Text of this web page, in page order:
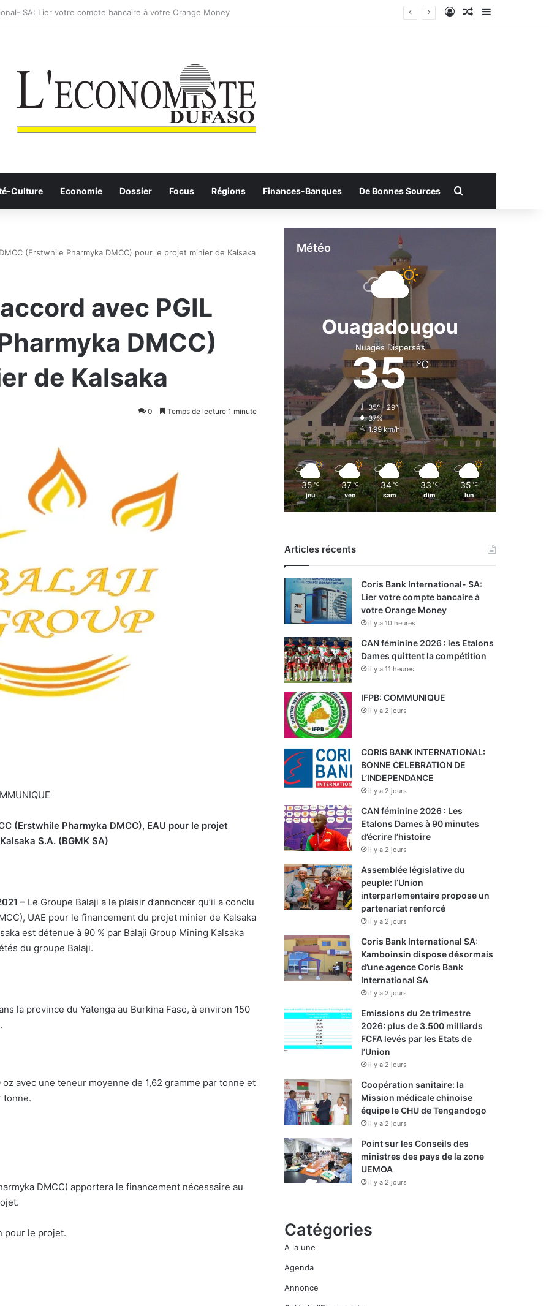
: les Etalons Dames quittent la compétition ConnexionArticle Aléatoire
Culture Economie Dossier Focus Régions Finances-Banques De Bonnes Sources Rechercher
(Erstwhile Pharmyka DMCC) pour le projet minier de Kalsaka
avec PGIL
DMCC)
de Kalsaka
0 Temps de lecture 1 minute
(Erstwhile Pharmyka DMCC), EAU pour le projet
S.A. (BGMK SA)
– Le Groupe Balaji a le plaisir d’annoncer qu’il a conclu
UAE pour le financement du projet minier de Kalsaka
est détenue à 90 % par Balaji Group Mining Kalsaka
du groupe Balaji.
la province du Yatenga au Burkina Faso, à environ 150
avec une teneur moyenne de 1,62 gramme par tonne et
tonne.
DMCC) apportera le financement nécessaire au
pour le projet.
Météo
Ouagadougou
Nuages Dispersés
35℃
35º - 29º
37%
1.99 km/h
35 ℃
jeu
37 ℃
ven
34 ℃
sam
33 ℃
dim
35 ℃
lun
Articles récents
Coris Bank International- SA:
Lier votre compte bancaire à
votre Orange Money
il y a 10 heures
CAN féminine 2026 : les Etalons
Dames quittent la compétition
il y a 11 heures
IFPB: COMMUNIQUE
il y a 2 jours
CORIS BANK INTERNATIONAL:
BONNE CELEBRATION DE
L’INDEPENDANCE
il y a 2 jours
CAN féminine 2026 : Les
Etalons Dames à 90 minutes
d’écrire l’histoire
il y a 2 jours
Assemblée législative du
peuple: l’Union
interparlementaire propose un
partenariat renforcé
il y a 2 jours
Coris Bank International SA:
Kamboinsin dispose désormais
d’une agence Coris Bank
International SA
il y a 2 jours
Emissions du 2e trimestre
2026: plus de 3.500 milliards
FCFA levés par les Etats de
l’Union
il y a 2 jours
Coopération sanitaire: la
Mission médicale chinoise
équipe le CHU de Tengandogo
il y a 2 jours
Point sur les Conseils des
ministres des pays de la zone
UEMOA
il y a 2 jours
Catégories
A la une
Agenda
Annonce